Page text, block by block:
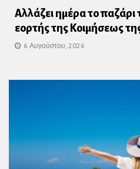
Αλλάζει ημέρα το
εορτής της Κοιμήσεως
6 Αυγούστου, 2026